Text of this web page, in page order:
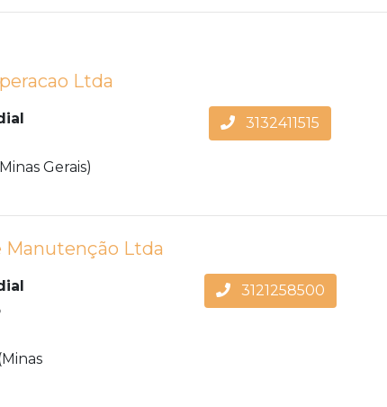
Ltda
Gerais)
3132411515
Manutenção Ltda
3121258500